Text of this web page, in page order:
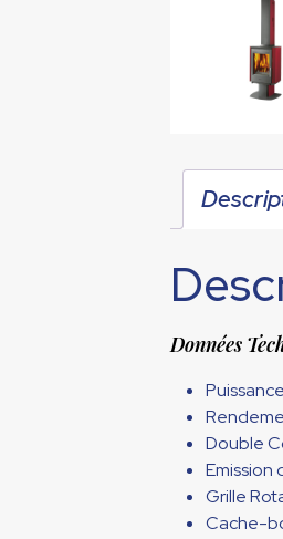
Données
Double
Emission
Grille
Cache-